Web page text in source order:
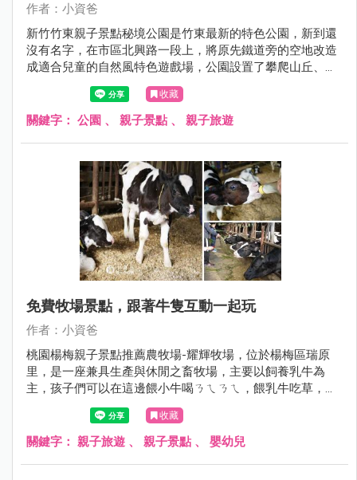
作者：小資爸
新竹竹東親子景點秘境公園是竹東最新的特色公園，新到還
沒有名字，在市區北興路一段上，將原先鐵道旁的空地改造
成適合兒童的自然風特色遊戲場，公園設置了攀爬山丘、水
管涵洞山丘、木質跳樁、蝴蝶形攀爬架、闖關遊戲組、滾輪
溜滑梯、旋轉杯、鳥巢鞦韆跟圓盤鞦韆等設施，孩子們可以
在公園裡光著腳自由奔跑，爬上山丘再滑下來，讓閒置的空
收藏
關鍵字： 公園 、 親子景點 、 親子旅遊
免費牧場景點，跟著牛隻互動一起玩
作者：小資爸
桃園楊梅親子景點推薦農牧場-耀輝牧場，位於楊梅區瑞原
里，是一座兼具生產與休閒之畜牧場，主要以飼養乳牛為
主，孩子們可以在這邊餵小牛喝ㄋㄟㄋㄟ，餵乳牛吃草，還
可以看見酪農擠乳的過程，相當有教育意義，除此之外也能
購買鮮奶、鮮奶茶、鮮乳奶酪、鮮乳饅頭等乳製產品，園內
也有簡易的溜滑梯可以玩 ，超適合桃園楊梅親子遊、一日遊
收藏
關鍵字： 親子旅遊 、 親子景點 、 嬰幼兒